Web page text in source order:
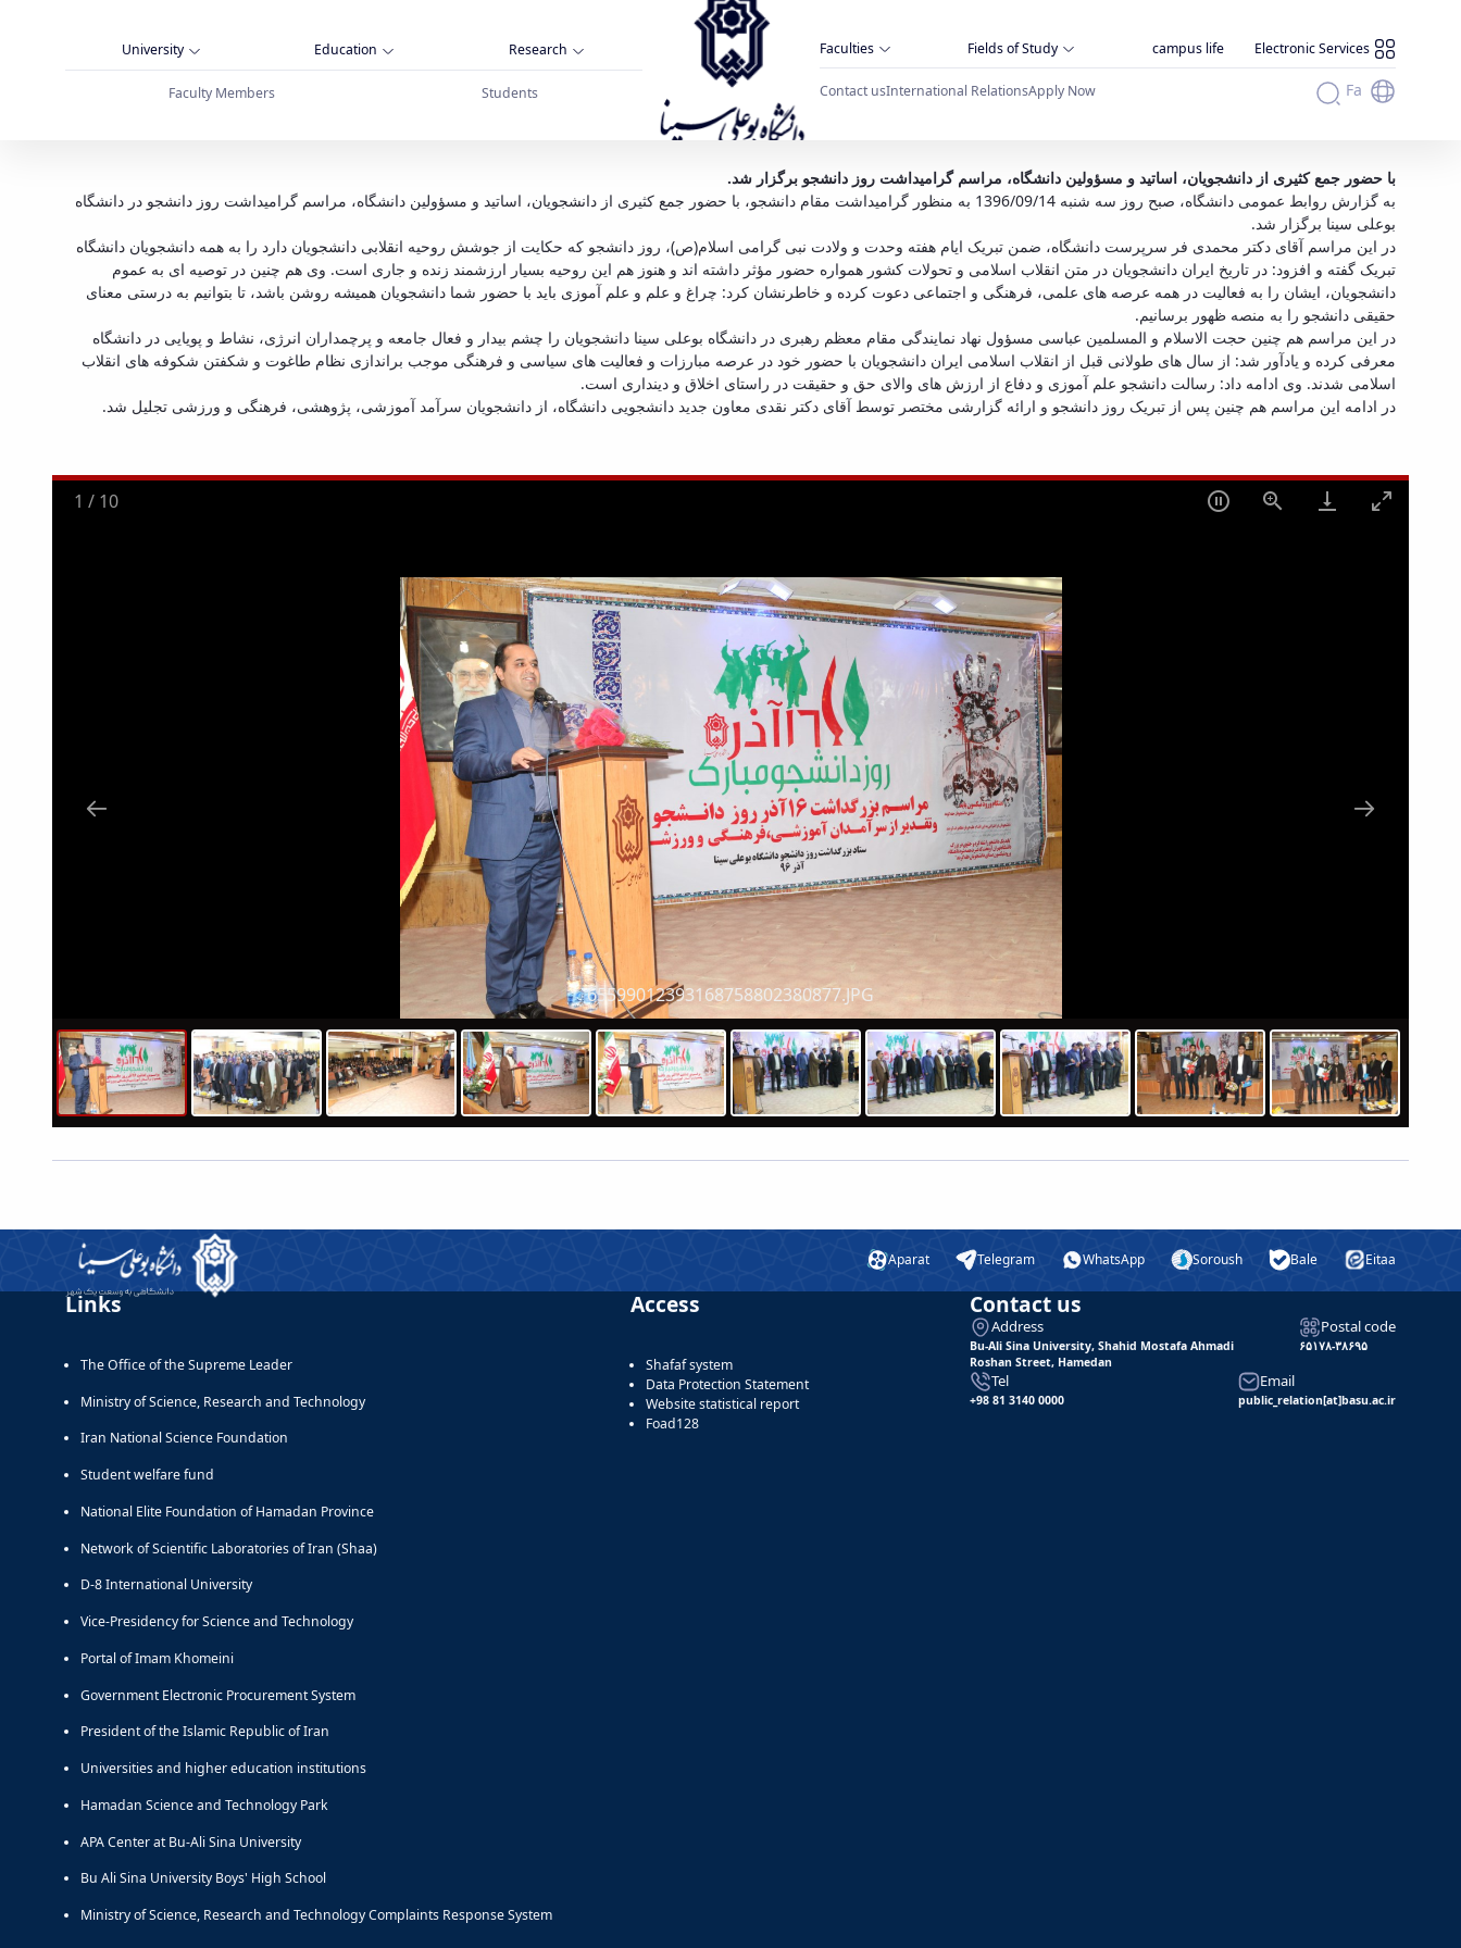
University Education Research
Faculty Members Students
Faculties Fields of Study campus life Electronic Services
Contact usInternational RelationsApply Now Fa
مراسم گرامیداشت روز دانشجو در دانشگاه بوعلی سینا برگزار شد - دانشگاه بوعلی سینا همدانبا حضور جمع کثیری از دانشجویان، اساتید و مسؤولین دانشگاه، مراسم گرامیداشت روز دانشجو برگزار شد.
به گزارش روابط عمومی دانشگاه، صبح روز سه شنبه 1396/09/14 به منظور گرامیداشت مقام دانشجو، با حضور جمع کثیری از دانشجویان، اساتید و مسؤولین دانشگاه، مراسم گرامیداشت روز دانشجو در دانشگاه
بوعلی سینا برگزار شد.
در این مراسم آقای دکتر محمدی فر سرپرست دانشگاه، ضمن تبریک ایام هفته وحدت و ولادت نبی گرامی اسلام(ص)، روز دانشجو که حکایت از جوشش روحیه انقلابی دانشجویان دارد را به همه دانشجویان دانشگاه
تبریک گفته و افزود: در تاریخ ایران دانشجویان در متن انقلاب اسلامی و تحولات کشور همواره حضور مؤثر داشته اند و هنوز هم این روحیه بسیار ارزشمند زنده و جاری است. وی هم چنین در توصیه ای به عموم
دانشجویان، ایشان را به فعالیت در همه عرصه های علمی، فرهنگی و اجتماعی دعوت کرده و خاطرنشان کرد: چراغ و علم و علم آموزی باید با حضور شما دانشجویان همیشه روشن باشد، تا بتوانیم به درستی معنای
حقیقی دانشجو را به منصه ظهور برسانیم.
در این مراسم هم چنین حجت الاسلام و المسلمین عباسی مسؤول نهاد نمایندگی مقام معظم رهبری در دانشگاه بوعلی سینا دانشجویان را چشم بیدار و فعال جامعه و پرچمداران انرژی، نشاط و پویایی در دانشگاه
معرفی کرده و یادآور شد: از سال های طولانی قبل از انقلاب اسلامی ایران دانشجویان با حضور خود در عرصه مبارزات و فعالیت های سیاسی و فرهنگی موجب براندازی نظام طاغوت و شکفتن شکوفه های انقلاب
اسلامی شدند. وی ادامه داد: رسالت دانشجو علم آموزی و دفاع از ارزش های والای حق و حقیقت در راستای اخلاق و دینداری است.
در ادامه این مراسم هم چنین پس از تبریک روز دانشجو و ارائه گزارشی مختصر توسط آقای دکتر نقدی معاون جدید دانشجویی دانشگاه، از دانشجویان سرآمد آموزشی، پژوهشی، فرهنگی و ورزشی تجلیل شد.
65599012393168758802380877.JPG
2 / 10
Aparat Telegram WhatsApp Soroush Bale Eitaa
Links
The Office of the Supreme Leader
Ministry of Science, Research and Technology
Iran National Science Foundation
Student welfare fund
National Elite Foundation of Hamadan Province
Network of Scientific Laboratories of Iran (Shaa)
D-8 International University
Vice-Presidency for Science and Technology
Portal of Imam Khomeini
Government Electronic Procurement System
President of the Islamic Republic of Iran
Universities and higher education institutions
Hamadan Science and Technology Park
APA Center at Bu-Ali Sina University
Bu Ali Sina University Boys' High School
Ministry of Science, Research and Technology Complaints Response System
Access
Shafaf system
Data Protection Statement
Website statistical report
Foad128
Contact us
Address
Bu-Ali Sina University, Shahid Mostafa Ahmadi
Roshan Street, Hamedan
Postal code
۶۵۱۷۸-۳۸۶۹۵
Tel
+98 81 3140 0000
Email
public_relation[at]basu.ac.ir